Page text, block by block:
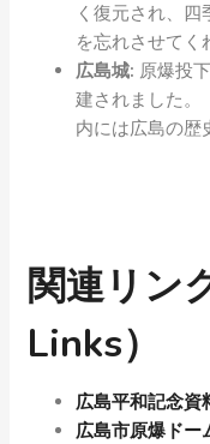
く復元され、
を忘れさせてく
広島城: 原爆投
建されました。
内には広島の歴
関連リン
Links）
広島平和記念資
広島市原爆ドー